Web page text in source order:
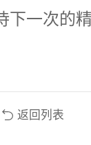
下一次的精
返回列表